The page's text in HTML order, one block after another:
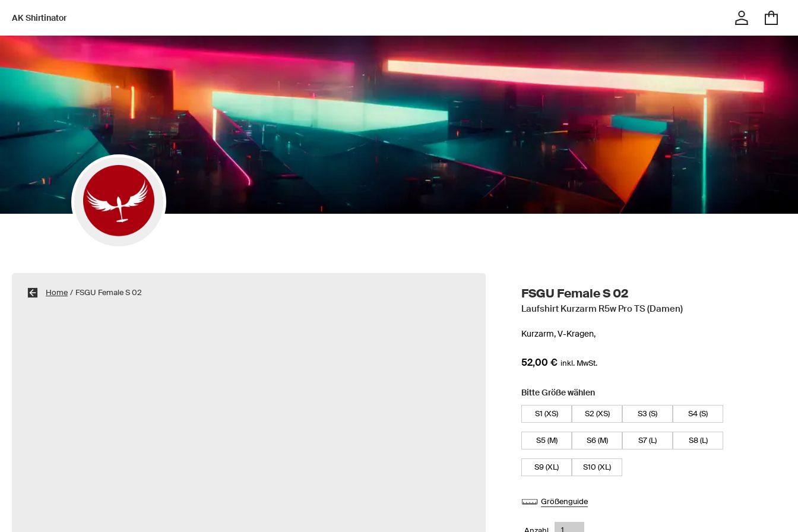
AK Shirtinator
Home / FSGU Female S 02 FSGU Female S 02
Laufshirt Kurzarm R5w Pro TS (Damen)
Kurzarm,V-Kragen,
52,00 € inkl. MwSt.
Bitte Größe wählen
S1 (XS) S2 (XS) S3 (S) S4 (S)
S5 (M) S6 (M) S7 (L) S8 (L)
S9 (XL) S10 (XL)
Größenguide
Anzahl